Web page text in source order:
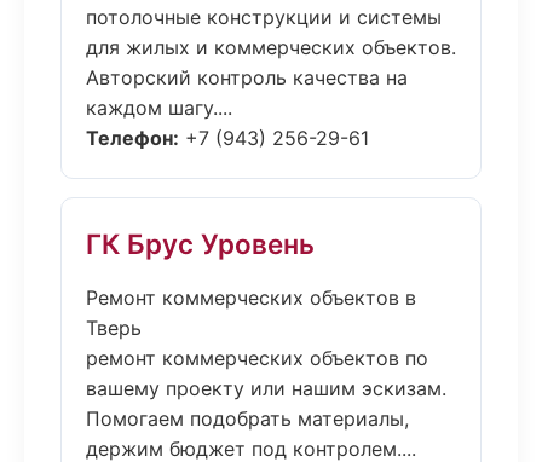
потолочные конструкции и системы
для жилых и коммерческих объектов.
Авторский контроль качества на
каждом шагу....
Телефон: +7 (943) 256-29-61
ГК Брус Уровень
Ремонт коммерческих объектов в
Тверь
ремонт коммерческих объектов по
вашему проекту или нашим эскизам.
Помогаем подобрать материалы,
держим бюджет под контролем....